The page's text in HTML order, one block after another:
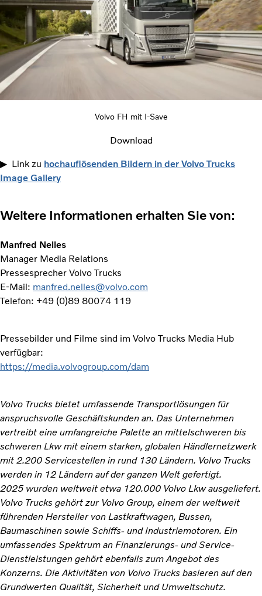
Volvo FH mit I-Save
Download
▶ Link zu hochauflösenden Bildern in der Volvo Trucks
Image Gallery
Weitere Informationen erhalten Sie von:
Manfred Nelles
Manager Media Relations
Pressesprecher Volvo Trucks
E-Mail: manfred.nelles@volvo.com
Telefon: +49 (0)89 80074 119
Pressebilder und Filme sind im Volvo Trucks Media Hub
verfügbar:
https://media.volvogroup.com/dam
Volvo Trucks bietet umfassende Transportlösungen für
anspruchsvolle Geschäftskunden an. Das Unternehmen
vertreibt eine umfangreiche Palette an mittelschweren bis
schweren Lkw mit einem starken, globalen Händlernetzwerk
mit 2.200 Servicestellen in rund 130 Ländern. Volvo Trucks
werden in 12 Ländern auf der ganzen Welt gefertigt.
2025 wurden weltweit etwa 120.000 Volvo Lkw ausgeliefert.
Volvo Trucks gehört zur Volvo Group, einem der weltweit
führenden Hersteller von Lastkraftwagen, Bussen,
Baumaschinen sowie Schiffs- und Industriemotoren. Ein
umfassendes Spektrum an Finanzierungs- und Service-
Dienstleistungen gehört ebenfalls zum Angebot des
Konzerns. Die Aktivitäten von Volvo Trucks basieren auf den
Grundwerten Qualität, Sicherheit und Umweltschutz.